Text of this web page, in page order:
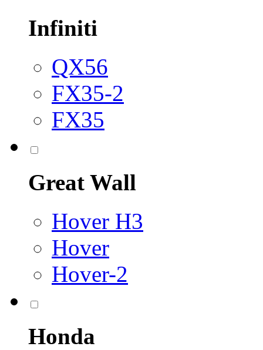
Infiniti
QX56
FX35-2
FX35
Great Wall
Hover H3
Hover
Hover-2
Honda